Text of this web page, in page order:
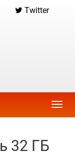
Twitter
32 ГБ